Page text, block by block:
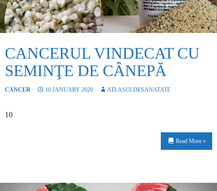
CANCERUL VINDECAT CU
SEMINŢE DE CÂNEPĂ
CANCER 10 JANUARY 2020 ATLASULDESANATATE
10
Read More »